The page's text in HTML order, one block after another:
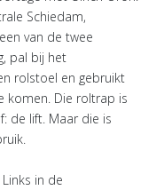
Schiedam,
van de twee
pal bij het
rolstoel en gebruikt
Die roltrap is
de lift. Maar die is
in de